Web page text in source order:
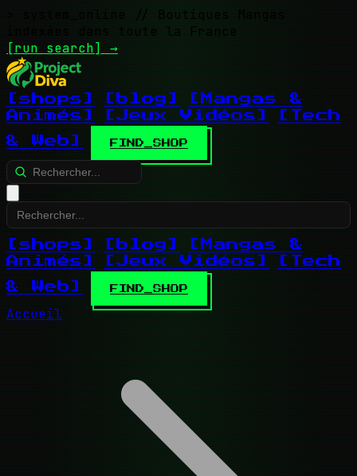
// Boutiques Mangas
indexées dans toute la France
[run search] →
[shops] [blog]
[Mangas &
Animés]
[Jeux Vidéos]
[Tech
& Web]
FIND_SHOP
[shops] [blog]
[Mangas &
Animés]
[Jeux Vidéos]
[Tech
& Web]
FIND_SHOP
Accueil